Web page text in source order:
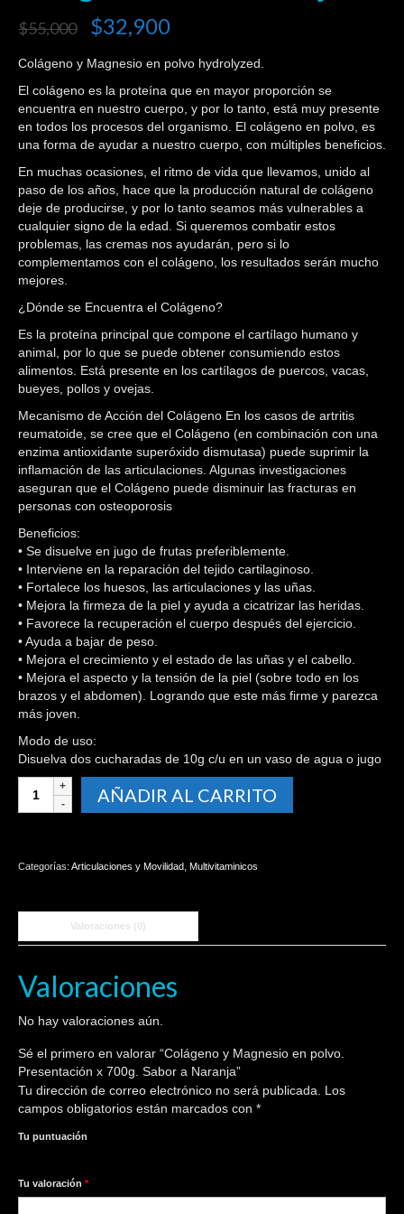
$55,000 $32,900
Colágeno y Magnesio en polvo hydrolyzed.
El colágeno es la proteína que en mayor proporción se
encuentra en nuestro cuerpo, y por lo tanto, está muy presente
en todos los procesos del organismo. El colágeno en polvo, es
una forma de ayudar a nuestro cuerpo, con múltiples beneficios.
En muchas ocasiones, el ritmo de vida que llevamos, unido al
paso de los años, hace que la producción natural de colágeno
deje de producirse, y por lo tanto seamos más vulnerables a
cualquier signo de la edad. Si queremos combatir estos
problemas, las cremas nos ayudarán, pero si lo
complementamos con el colágeno, los resultados serán mucho
mejores.
¿Dónde se Encuentra el Colágeno?
Es la proteína principal que compone el cartílago humano y
animal, por lo que se puede obtener consumiendo estos
alimentos. Está presente en los cartílagos de puercos, vacas,
bueyes, pollos y ovejas.
Mecanismo de Acción del Colágeno En los casos de artritis
reumatoide, se cree que el Colágeno (en combinación con una
enzima antioxidante superóxido dismutasa) puede suprimir la
inflamación de las articulaciones. Algunas investigaciones
aseguran que el Colágeno puede disminuir las fracturas en
personas con osteoporosis
Beneficios:
• Se disuelve en jugo de frutas preferiblemente.
• Interviene en la reparación del tejido cartilaginoso.
• Fortalece los huesos, las articulaciones y las uñas.
• Mejora la firmeza de la piel y ayuda a cicatrizar las heridas.
• Favorece la recuperación el cuerpo después del ejercicio.
• Ayuda a bajar de peso.
• Mejora el crecimiento y el estado de las uñas y el cabello.
• Mejora el aspecto y la tensión de la piel (sobre todo en los
brazos y el abdomen). Logrando que este más firme y parezca
más joven.
Modo de uso:
Disuelva dos cucharadas de 10g c/u en un vaso de agua o jugo
Colágeno
Presentación
700g.
a
cantidad
AÑADIR AL CARRITO
Categorías: Articulaciones y Movilidad Multivitaminicos
Valoraciones (0)
Valoraciones
No hay valoraciones aún.
Sé el primero en valorar “Colágeno y Magnesio en polvo.
Presentación x 700g. Sabor a Naranja”
Tu dirección de correo electrónico no será publicada.
Los
campos obligatorios están marcados con *
Tu puntuación
Tu valoración *